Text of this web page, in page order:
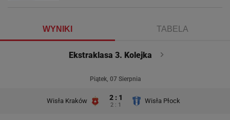
WYNIKI TABELA
Ekstraklasa 3. Kolejka
Piątek, 07 Sierpnia
Wisła Kraków 2 : 1
2 : 1
Wisła Płock